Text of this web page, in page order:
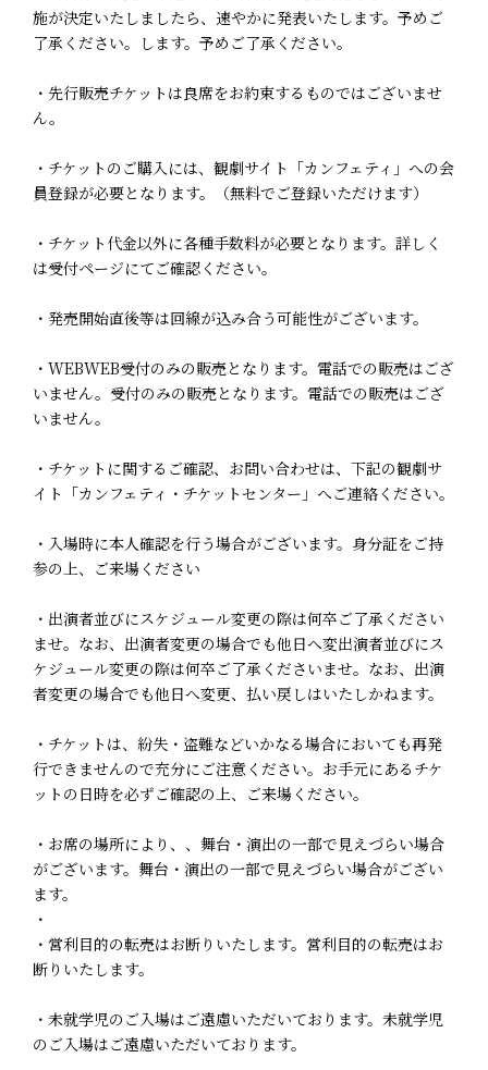
施が決定いたしましたら、速やかに発表いたします。予めご
了承ください。します。予めご了承ください。
・先行販売チケットは良席をお約束するものではございませ
ん。
・チケットのご購入には、観劇サイト「カンフェティ」への会
員登録が必要となります。（無料でご登録いただけます）
・チケット代金以外に各種手数料が必要となります。詳しく
は受付ページにてご確認ください。
・発売開始直後等は回線が込み合う可能性がございます。
・WEBWEB受付のみの販売となります。電話での販売はござ
いません。受付のみの販売となります。電話での販売はござ
いません。
・チケットに関するご確認、お問い合わせは、下記の観劇サ
イト「カンフェティ・チケットセンター」へご連絡ください。
・入場時に本人確認を行う場合がございます。身分証をご持
参の上、ご来場ください
・出演者並びにスケジュール変更の際は何卒ご了承ください
ませ。なお、出演者変更の場合でも他日へ変出演者並びにス
ケジュール変更の際は何卒ご了承くださいませ。なお、出演
者変更の場合でも他日へ変更、払い戻しはいたしかねます。
・チケットは、紛失・盗難などいかなる場合においても再発
行できませんので充分にご注意ください。お手元にあるチケ
ットの日時を必ずご確認の上、ご来場ください。
・お席の場所により、、舞台・演出の一部で見えづらい場合
がございます。舞台・演出の一部で見えづらい場合がござい
ます。
・
・営利目的の転売はお断りいたします。営利目的の転売はお
断りいたします。
・未就学児のご入場はご遠慮いただいております。未就学児
のご入場はご遠慮いただいております。